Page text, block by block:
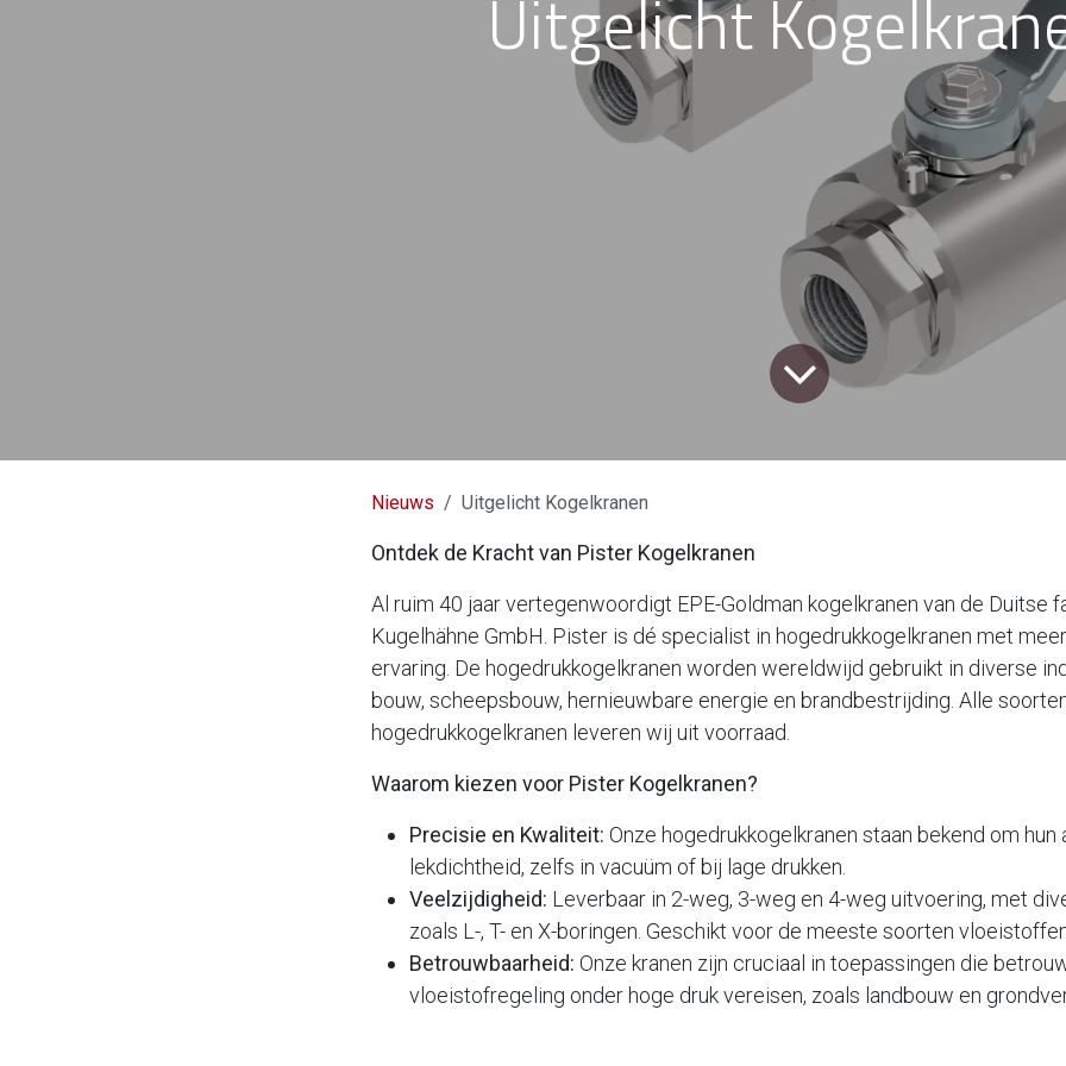
Uitgelicht
Nieuws Uitgelicht Kogelkranen
Ontdek de Kracht van Pister Kogelkranen
Al ruim 40 jaar vertegenwoordigt EPE-Goldman kogelkranen van de Duitse
Kugelhähne GmbH. Pister is dé specialist in hogedrukkogelkranen met
ervaring. De hogedrukkogelkranen worden wereldwijd gebruikt in diverse
bouw, scheepsbouw, hernieuwbare energie en brandbestrijding. Alle
hogedrukkogelkranen leveren wij uit voorraad.
Waarom kiezen voor Pister Kogelkranen?
Precisie en Kwaliteit: Onze hogedrukkogelkranen staan bekend om hun
lekdichtheid, zelfs in vacuüm of bij lage drukken.
Veelzijdigheid: Leverbaar in 2-weg, 3-weg en 4-weg uitvoering, met
zoals L-, T- en X-boringen. Geschikt voor de meeste soorten
Betrouwbaarheid: Onze kranen zijn cruciaal in toepassingen die
vloeistofregeling onder hoge druk vereisen, zoals landbouw en